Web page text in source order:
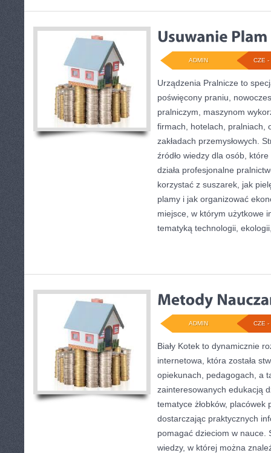
CZE -
ADMIN
Urządzenia Pralnicze to
poświęcony praniu,
pralniczym, maszynom
firmach, hotelach, pralniach,
zakładach przemysłowych.
źródło wiedzy dla osób,
działa profesjonalne
korzystać z suszarek, jak
plamy i jak organizować
miejsce, w którym użytkowe
tematyką technologii,
CZE -
ADMIN
Biały Kotek to dynamicznie
internetowa, która została
opiekunach, pedagogach, a
zainteresowanych edukacją
tematyce żłobków, placówek
dostarczając praktycznych
pomagać dzieciom w nauce.
wiedzy, w której można